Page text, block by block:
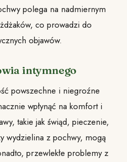
polega na nadmiernym
co prowadzi do
objawów.
intymnego
powszechne i niegroźne
wpłynąć na komfort i
takie jak świąd, pieczenie,
wydzielina z pochwy, mogą
przewlekłe problemy z